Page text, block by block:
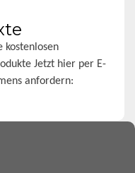
kostenlosen
Jetzt hier per E-
anfordern: